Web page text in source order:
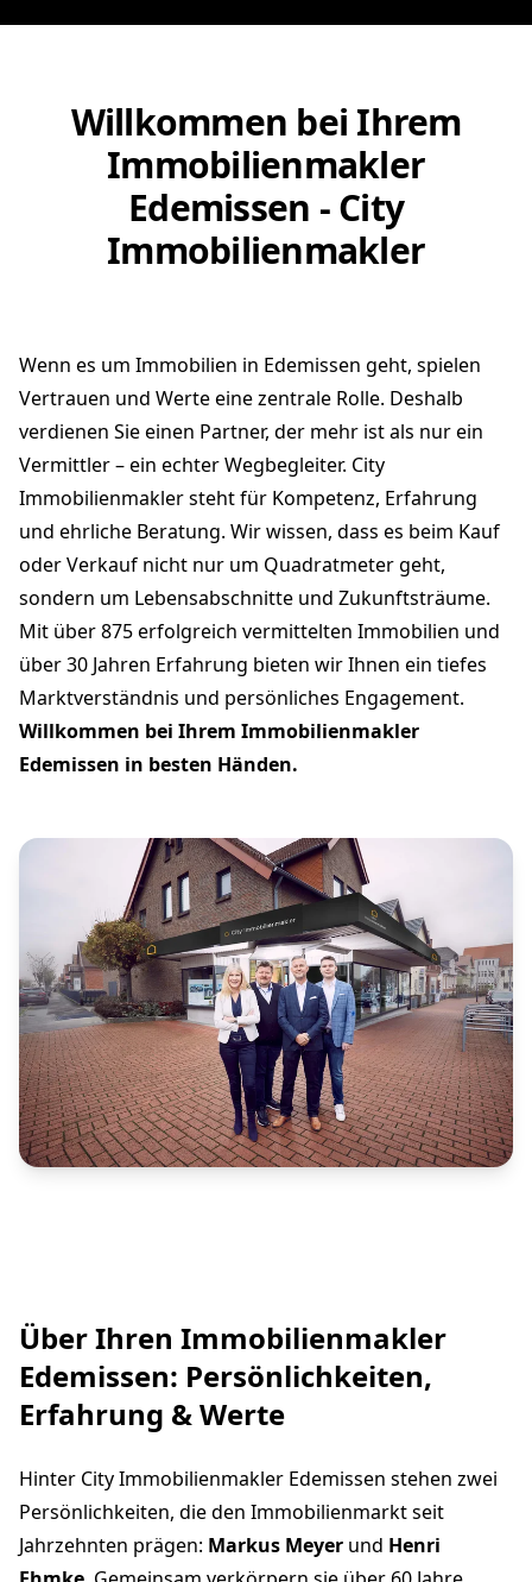
Willkommen bei Ihrem
Immobilienmakler
Edemissen - City
Immobilienmakler
Wenn es um Immobilien in Edemissen geht, spielen
Vertrauen und Werte eine zentrale Rolle. Deshalb
verdienen Sie einen Partner, der mehr ist als nur ein
Vermittler – ein echter Wegbegleiter. City
Immobilienmakler steht für Kompetenz, Erfahrung
und ehrliche Beratung. Wir wissen, dass es beim Kauf
oder Verkauf nicht nur um Quadratmeter geht,
sondern um Lebensabschnitte und Zukunftsträume.
Mit über 875 erfolgreich vermittelten Immobilien und
über 30 Jahren Erfahrung bieten wir Ihnen ein tiefes
Marktverständnis und persönliches Engagement.
Willkommen bei Ihrem Immobilienmakler
Edemissen in besten Händen.
Über Ihren Immobilienmakler
Edemissen: Persönlichkeiten,
Erfahrung & Werte
Hinter City Immobilienmakler Edemissen stehen zwei
Persönlichkeiten, die den Immobilienmarkt seit
Jahrzehnten prägen: Markus Meyer und Henri